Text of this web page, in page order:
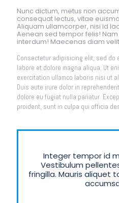
Nunc dictum, metus non
consequat lectus, vitae
Aliquam ullamcorper, nisi id
Aenean sed tempor felis!
interdum! Maecenas diam
Consectetur adipisicing elit, sed do
labore et dolore magna aliqua. Ut
exercitation ullamco laboris nisi ut
Duis aute irure dolor in
dolore eu fugiat nulla pariatur.
proident, sunt in culpa qui officia
Integer tempor id
Vestibulum
fringilla. Mauris aliquet